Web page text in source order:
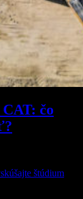
čo